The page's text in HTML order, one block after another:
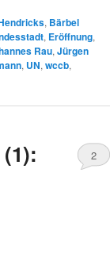
, Bärbel
, Eröffnung,
Rau, Jürgen
, UN, wccb,
2